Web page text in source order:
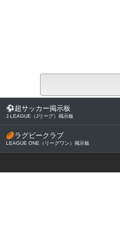
⚽超サッカー掲示板
J.LEAGUE（Jリーグ）掲示板
🏉ラグビークラブ
LEAGUE ONE（リーグワン）掲示板